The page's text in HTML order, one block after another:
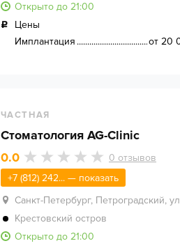
Открыто до 21:00
Цены
Имплантация
от 20
ЧАСТНАЯ
Стоматология AG-Clinic
0.0
0 отзывов
+7 (812) 242... — показать
Санкт-Петербург, Петроградский,
Крестовский остров
Открыто до 21:00